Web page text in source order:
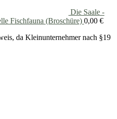
Die Saale -
Fischfauna (Broschüre) 0,00 €
da Kleinunternehmer nach §19